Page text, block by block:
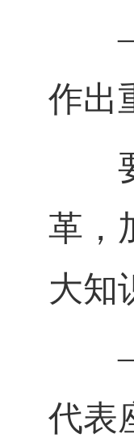
作出
要
革，
大知
代表